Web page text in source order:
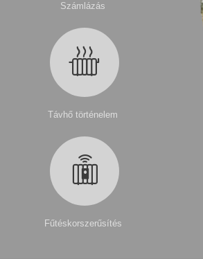
Számlázás
Távhő történelem
Fűtéskorszerűsítés